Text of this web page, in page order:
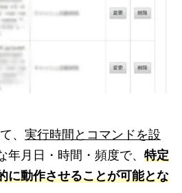
、 実行時間とコマンドを設
年月日・時間・頻度で、 特定
に動作させることが可能とな